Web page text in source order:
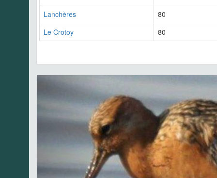
Lanchères
80
Le Crotoy
80